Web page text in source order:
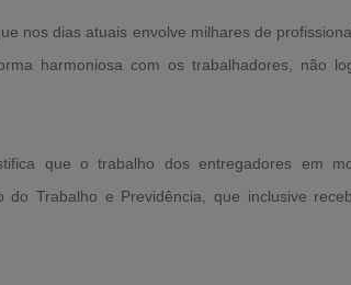
nos dias atuais envolve milhares de
harmoniosa com os trabalhadores, não
que o trabalho dos entregadores em
Trabalho e Previdência, que inclusive